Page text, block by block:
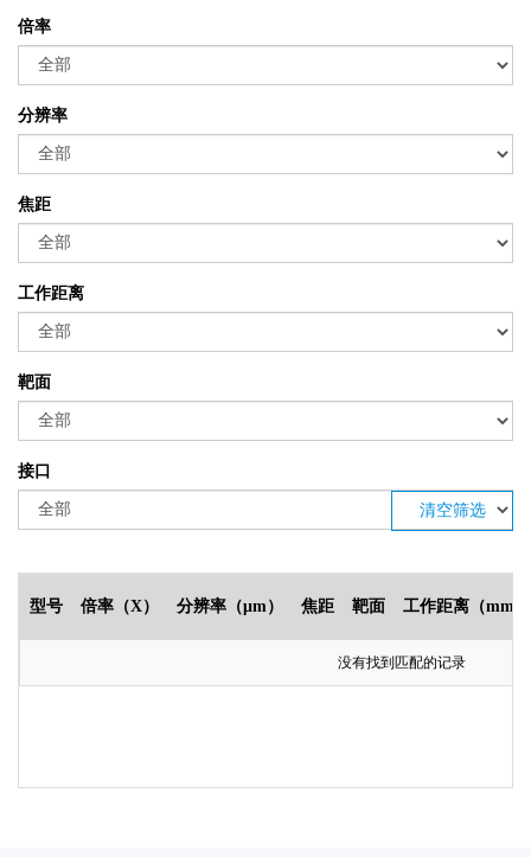
倍率
分辨率
焦距
工作距离
靶面
接口
清空筛选
型号 倍率（X） 分辨率（μm） 焦距 靶面 工作距离（mm）
没有找到匹配的记录